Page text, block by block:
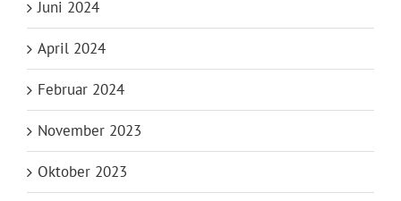
Juni 2024
April 2024
Februar 2024
November 2023
Oktober 2023